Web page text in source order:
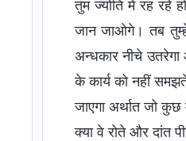
तुम ज्योति में रह रहे
जान जाओगे। तब
अन्धकार नीचे
के कार्य को नहीं
जाएगा अर्थात जो
क्या वे रोते और दांत